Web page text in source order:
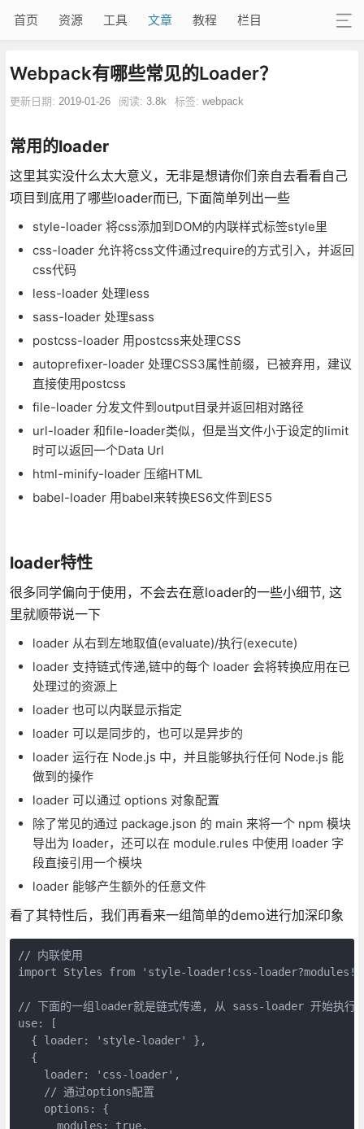
首页 资源 工具 文章 教程 栏目
Webpack有哪些常见的Loader？
更新日期: 2019-01-26 阅读: 3.8k 标签: webpack
常用的loader
这里其实没什么太大意义，无非是想请你们亲自去看看自己
项目到底用了哪些loader而已, 下面简单列出一些
style-loader 将css添加到DOM的内联样式标签style里
css-loader 允许将css文件通过require的方式引入，并返回
css代码
less-loader 处理less
sass-loader 处理sass
postcss-loader 用postcss来处理CSS
autoprefixer-loader 处理CSS3属性前缀，已被弃用，建议
直接使用postcss
file-loader 分发文件到output目录并返回相对路径
url-loader 和file-loader类似，但是当文件小于设定的limit
时可以返回一个Data Url
html-minify-loader 压缩HTML
babel-loader 用babel来转换ES6文件到ES5
loader特性
很多同学偏向于使用，不会去在意loader的一些小细节, 这
里就顺带说一下
loader 从右到左地取值(evaluate)/执行(execute)
loader 支持链式传递,链中的每个 loader 会将转换应用在已
处理过的资源上
loader 也可以内联显示指定
loader 可以是同步的，也可以是异步的
loader 运行在 Node.js 中，并且能够执行任何 Node.js 能
做到的操作
loader 可以通过 options 对象配置
除了常见的通过 package.json 的 main 来将一个 npm 模块
导出为 loader，还可以在 module.rules 中使用 loader 字
段直接引用一个模块
loader 能够产生额外的任意文件
看了其特性后，我们再看来一组简单的demo进行加深印象
// 内联使用
import Styles from 'style-loader!css-
// 下面的一组loader就是链式传递, 从 sass-loader 开始执
use: [
  { loader: 'style-loader' },
  {
    loader: 'css-loader',
    // 通过options配置
    options: {
      modules: true,